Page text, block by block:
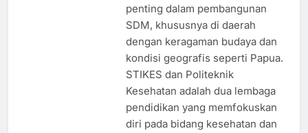
penting dalam pembangunan
SDM, khususnya di daerah
dengan keragaman budaya dan
kondisi geografis seperti Papua.
STIKES dan Politeknik
Kesehatan adalah dua lembaga
pendidikan yang memfokuskan
diri pada bidang kesehatan dan